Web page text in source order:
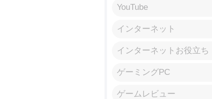
YouTube
インターネット
インターネットお役立ち
ゲーミングPC
ゲームレビュー